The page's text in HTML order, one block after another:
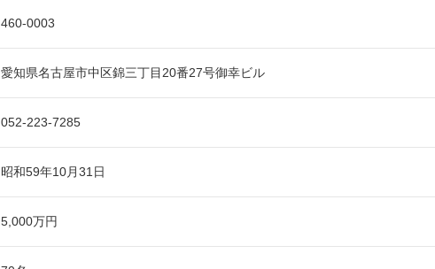
460-0003
愛知県名古屋市中区錦三丁目20番27号御幸ビル
052-223-7285
昭和59年10月31日
5,000万円